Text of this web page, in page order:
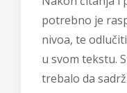
potrebno je
nivoa, te
u svom tekstu.
trebalo da